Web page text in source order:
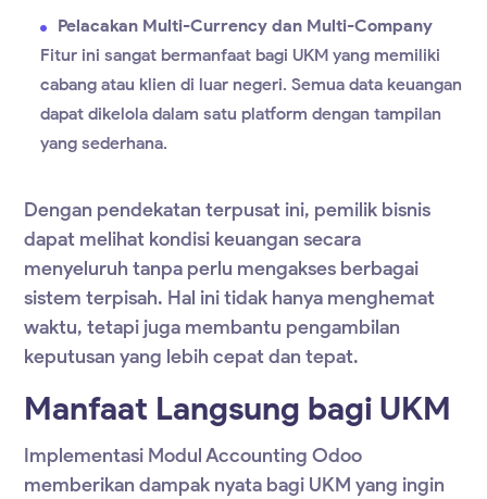
Pelacakan Multi-Currency dan Multi-Company
Fitur ini sangat bermanfaat bagi UKM yang memiliki
cabang atau klien di luar negeri. Semua data keuangan
dapat dikelola dalam satu platform dengan tampilan
yang sederhana.
Dengan pendekatan terpusat ini, pemilik bisnis
dapat melihat kondisi keuangan secara
menyeluruh tanpa perlu mengakses berbagai
sistem terpisah. Hal ini tidak hanya menghemat
waktu, tetapi juga membantu pengambilan
keputusan yang lebih cepat dan tepat.
Manfaat Langsung bagi UKM
Implementasi Modul Accounting Odoo
memberikan dampak nyata bagi UKM yang ingin